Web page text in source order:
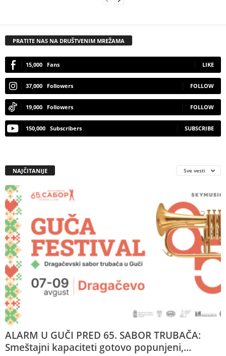
PRATITE NAS NA DRUŠTVENIM MREŽAMA
15,000 Fans LIKE
37,000 Followers FOLLOW
19,000 Followers FOLLOW
150,000 Subscribers SUBSCRIBE
NAJČITANIJE Sve vesti
ALARM U GUČI PRED 65. SABOR TRUBAČA:
Smeštajni kapaciteti gotovo popunjeni,...